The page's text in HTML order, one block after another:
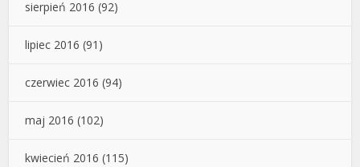
sierpień 2016 (92)
lipiec 2016 (91)
czerwiec 2016 (94)
maj 2016 (102)
kwiecień 2016 (115)